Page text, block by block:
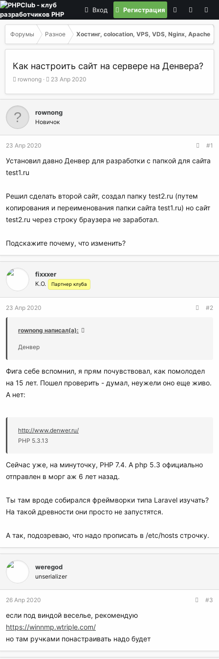
Вход Регистрация
Форумы Разное Хостинг, colocation, VPS, VDS, Nginx, Apache
Как настроить сайт на сервере на Денвера?
А
т
о
р
т
ы
rownong
Д
т
н
а
а
23 Апр 2020
rownong
Новичок
23 Апр 2020 #1
Установил давно Денвер для разработки с папкой для сайта
test1.ru
Решил сделать второй сайт, создал папку test2.ru (путем
копирования и переименования папки сайта test1.ru) но сайт
test2.ru через строку браузера не заработал.
Подскажите почему, что изменить?
fixxxer
К.О. Партнер клуба
23 Апр 2020 #2
rownong написал(а):
Денвер
Фига себе вспомнил, я прям почувствовал, как помолодел
на 15 лет. Пошел проверить - думал, неужели оно еще живо.
А нет:
http://www.denwer.ru/
PHP 5.3.13
Сейчас уже, на минуточку, PHP 7.4. А php 5.3 официально
отправлен в морг аж 6 лет назад.
Ты там вроде собирался фреймворки типа Laravel изучать?
На такой древности они просто не запустятся.
А так, подозреваю, что надо прописать в /etc/hosts строчку.
weregod
unserializer
26 Апр 2020 #3
если под виндой веселье, рекомендую
https://winnmp.wtriple.com/
но там ручками понастраивать надо будет